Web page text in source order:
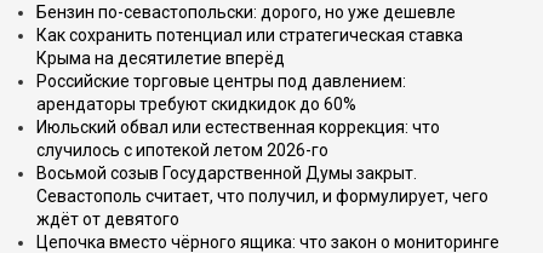
Бензин по-севастопольски: дорого, но уже дешевле
Как сохранить потенциал или стратегическая ставка
Крыма на десятилетие вперёд
Российские торговые центры под давлением:
арендаторы требуют скидкидок до 60%
Июльский обвал или естественная коррекция: что
случилось с ипотекой летом 2026-го
Восьмой созыв Государственной Думы закрыт.
Севастополь считает, что получил, и формулирует, чего
ждёт от девятого
Цепочка вместо чёрного ящика: что закон о мониторинге